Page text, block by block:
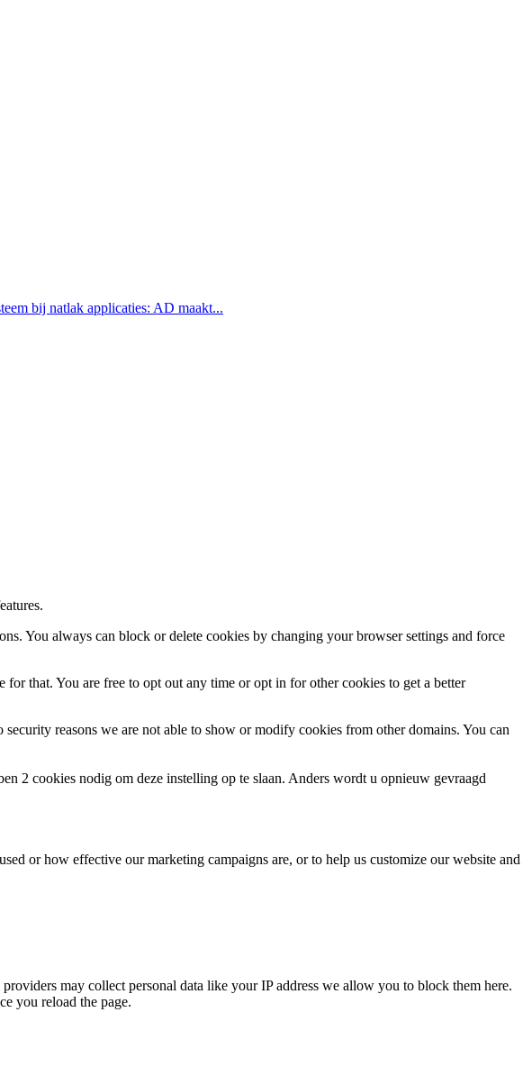
bij natlak applicaties: AD maakt...
You always can block or delete cookies by changing your browser settings and force
that. You are free to opt out any time or opt in for other cookies to get a better
reasons we are not able to show or modify cookies from other domains. You can
2 cookies nodig om deze instelling op te slaan. Anders wordt u opnieuw gevraagd
or how effective our marketing campaigns are, or to help us customize our website and
may collect personal data like your IP address we allow you to block them here.
you reload the page.